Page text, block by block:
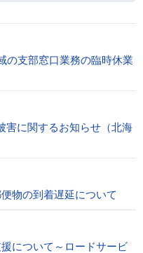
の支部窓口業務の臨時休業
害に関するお知らせ（北海
物の到着遅延について
について～ロードサービ